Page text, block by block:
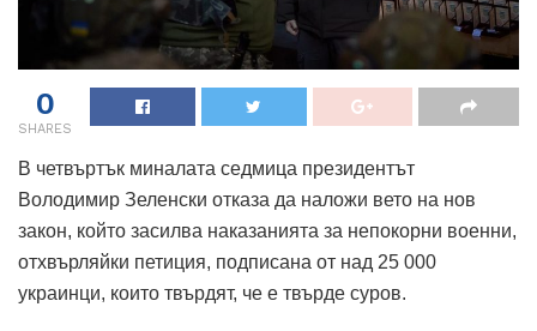
0
SHARES
В четвъртък миналата седмица президентът
Володимир Зеленски отказа да наложи вето на нов
закон, който засилва наказанията за непокорни военни,
отхвърляйки петиция, подписана от над 25 000
украинци, които твърдят, че е твърде суров.